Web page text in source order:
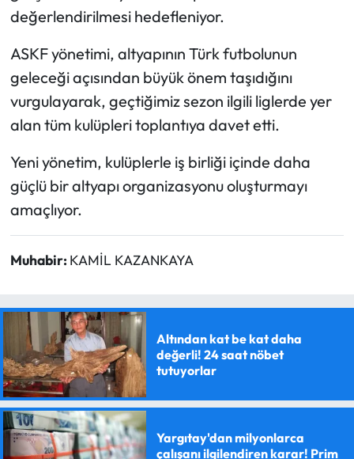
değerlendirilmesi hedefleniyor.
ASKF yönetimi, altyapının Türk futbolunun
geleceği açısından büyük önem taşıdığını
vurgulayarak, geçtiğimiz sezon ilgili liglerde yer
alan tüm kulüpleri toplantıya davet etti.
Yeni yönetim, kulüplerle iş birliği içinde daha
güçlü bir altyapı organizasyonu oluşturmayı
amaçlıyor.
Muhabir: KAMİL KAZANKAYA
Altından kat be kat daha
değerli! 24 saat nöbet
tutuyorlar
Yargıtay'dan milyonlarca
çalışanı ilgilendiren karar! Prim